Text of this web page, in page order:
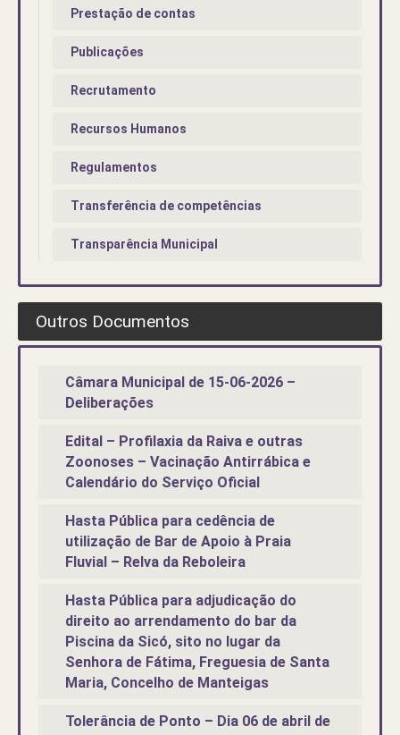
Prestação de contas
Publicações
Recrutamento
Recursos Humanos
Regulamentos
Transferência de competências
Transparência Municipal
Outros Documentos
Câmara Municipal de 15-06-2026 –
Deliberações
Edital – Profilaxia da Raiva e outras
Zoonoses – Vacinação Antirrábica e
Calendário do Serviço Oficial
Hasta Pública para cedência de
utilização de Bar de Apoio à Praia
Fluvial – Relva da Reboleira
Hasta Pública para adjudicação do
direito ao arrendamento do bar da
Piscina da Sicó, sito no lugar da
Senhora de Fátima, Freguesia de Santa
Maria, Concelho de Manteigas
Tolerância de Ponto – Dia 06 de abril de